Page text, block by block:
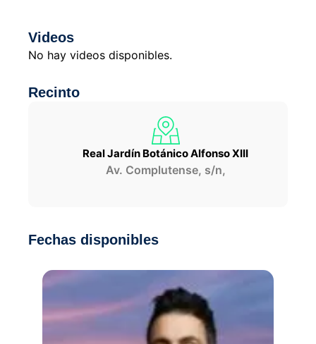
Videos
No hay videos disponibles.
Recinto
Real Jardín Botánico Alfonso XIII
Av. Complutense, s/n,
Fechas disponibles